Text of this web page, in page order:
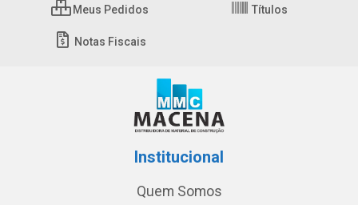
Meus Pedidos Títulos
Notas Fiscais
Institucional
Quem Somos